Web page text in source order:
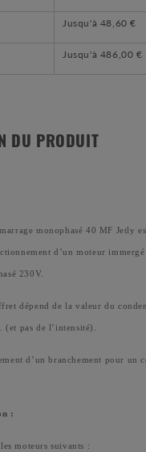
Jusqu'à 48,60 €
Jusqu'à 486,00 €
DU PRODUIT
monophasé 40 MF Jetly
d’un moteur
230V.
dépend de la valeur du
(et pas de l’intensité).
d’un branchement pour un
:
moteurs suivants :